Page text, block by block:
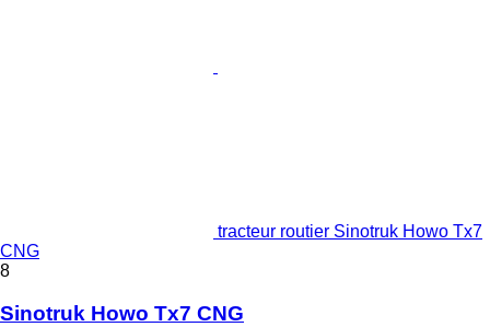
tracteur routier Sinotruk Howo Tx7
CNG
8
Sinotruk Howo Tx7 CNG